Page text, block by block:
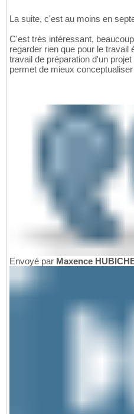
La suite, c'est au moins en
C'est très intéressant,
regarder rien que pour le travail
travail de préparation d'un
permet de mieux
Envoyé par Maxence